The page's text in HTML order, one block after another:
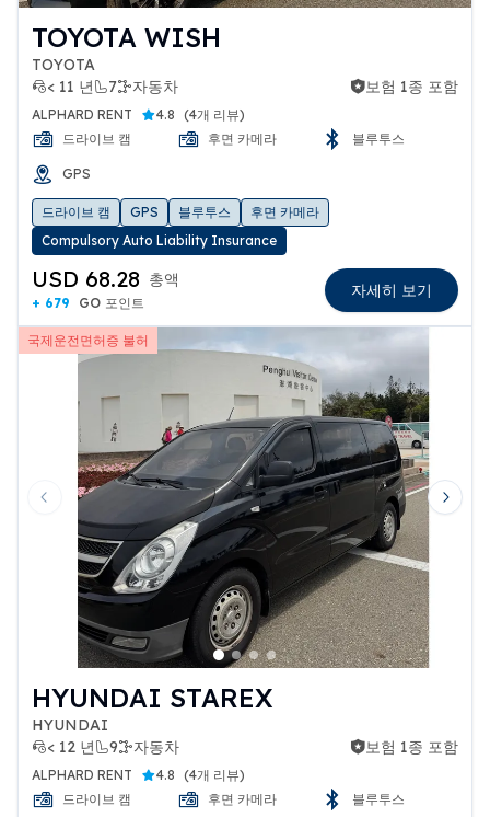
TOYOTA WISH
TOYOTA
< 11 년
7 자동차
보험 1종 포함 보험 1종 포함
ALPHARD RENT 4.8 (4개 리뷰)
드라이브 캠
후면 카메라 블루투스
GPS
드라이브 캠 GPS 블루투스
후면 카메라
Compulsory Auto Liability Insurance
USD 68.28 총액
+ 679 GO 포인트
자세히 보기
국제운전면허증 불허
Previous slide Next
HYUNDAI STAREX
HYUNDAI
< 12 년
9 자동차
보험 1종 포함 보험 1종 포함
ALPHARD RENT 4.8 (4개 리뷰)
드라이브 캠
후면 카메라 블루투스